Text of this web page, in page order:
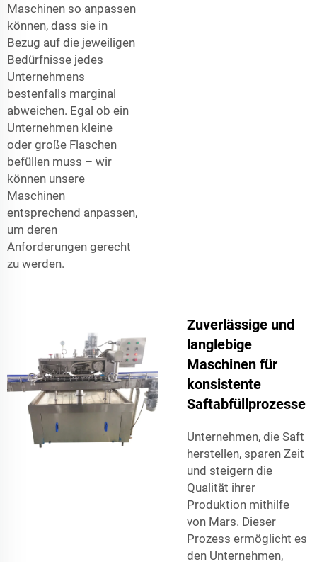
Maschinen so anpassen
können, dass sie in
Bezug auf die jeweiligen
Bedürfnisse jedes
Unternehmens
bestenfalls marginal
abweichen. Egal ob ein
Unternehmen kleine
oder große Flaschen
befüllen muss – wir
können unsere
Maschinen
entsprechend anpassen,
um deren
Anforderungen gerecht
zu werden.
Zuverlässige und
langlebige
Maschinen für
konsistente
Saftabfüllprozesse
Unternehmen, die Saft
herstellen, sparen Zeit
und steigern die
Qualität ihrer
Produktion mithilfe
von Mars. Dieser
Prozess ermöglicht es
den Unternehmen,